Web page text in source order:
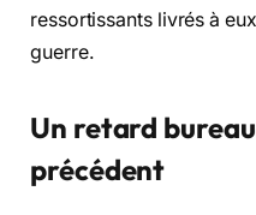
ressortissants livrés à
guerre.
Un retard
précédent